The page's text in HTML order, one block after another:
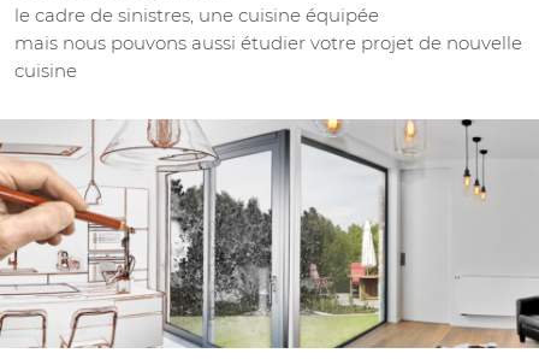
le cadre de sinistres, une cuisine équipée
mais nous pouvons aussi étudier votre projet de nouvelle
cuisine